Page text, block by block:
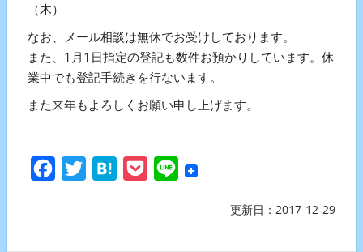
（木）
なお、メール相談は無休でお受けしております。
また、1月1日指定の登記も数件お預かりしています。休
業中でも登記手続きを行ないます。
また来年もよろしくお願い申し上げます。
FacebookTwitterHatenaPocketLine
更新日：2017-12-29